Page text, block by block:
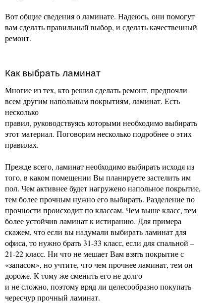
Вот общие сведения о ламинате. Надеюсь, они помогут
вам сделать правильный выбор, и сделать качественный
ремонт.
Как выбрать ламинат
Многие из тех, кто решил сделать ремонт, предпочли
всем другим напольным покрытиям, ламинат. Есть
несколько
правил, руководствуясь которыми необходимо выбирать
этот материал. Поговорим несколько подробнее о этих
правилах.
Прежде всего, ламинат необходимо выбирать исходя из
того, в каком помещении Вы планируете застелить им
пол. Чем активнее будет нагружено напольное покрытие,
тем более прочным нужно его выбирать. Разделение по
прочности происходит по классам. Чем выше класс, тем
более устойчив ламинат к истиранию. Для примера
скажем, что если вы надумали выбирать ламинат для
офиса, то нужно брать 31-33 класс, если для спальной –
21-22 класс. Ни что не мешает Вам взять покрытие с
«запасом», но учтите, что чем прочнее ламинат, тем он
дороже. К тому же сменить его не долго
и не сложно, поэтому вряд ли целесообразно покупать
чересчур прочный ламинат.